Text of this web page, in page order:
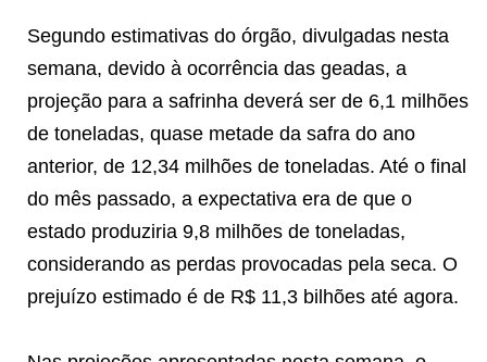
Segundo estimativas do órgão, divulgadas nesta
semana, devido à ocorrência das geadas, a
projeção para a safrinha deverá ser de 6,1 milhões
de toneladas, quase metade da safra do ano
anterior, de 12,34 milhões de toneladas. Até o final
do mês passado, a expectativa era de que o
estado produziria 9,8 milhões de toneladas,
considerando as perdas provocadas pela seca. O
prejuízo estimado é de R$ 11,3 bilhões até agora.